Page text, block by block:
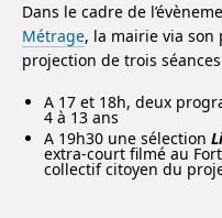
Dans le cadre de
Métrage, la mairie via
projection de trois
A 17 et 18h, deux
4 à 13 ans
A 19h30 une sélection
extra-court filmé au
collectif citoyen du